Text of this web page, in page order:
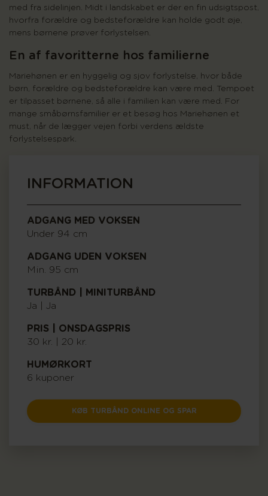
med fra sidelinjen. Midt i landskabet er der en fin udsigtspost,
hvorfra forældre og bedsteforældre kan holde godt øje,
mens børnene prøver forlystelsen.
En af favoritterne hos familierne
Mariehønen er en hyggelig og sjov forlystelse, hvor både
børn, forældre og bedsteforældre kan være med. Tempoet
er tilpasset børnene, så alle i familien kan være med. For
mange småbørnsfamilier er et besøg hos Mariehønen et
must, når de lægger vejen forbi verdens ældste
forlystelsespark.
INFORMATION
ADGANG MED VOKSEN
Under 94 cm
ADGANG UDEN VOKSEN
Min. 95 cm
TURBÅND | MINITURBÅND
Ja | Ja
PRIS | ONSDAGSPRIS
30 kr. | 20 kr.
HUMØRKORT
6 kuponer
KØB TURBÅND ONLINE OG SPAR